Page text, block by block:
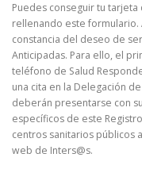
Puedes conseguir tu
rellenando este formulario.
constancia del deseo de
Anticipadas. Para ello, el
teléfono de Salud
una cita en la Delegación
deberán presentarse con
específicos de este
centros sanitarios públicos
web de Inters@s.